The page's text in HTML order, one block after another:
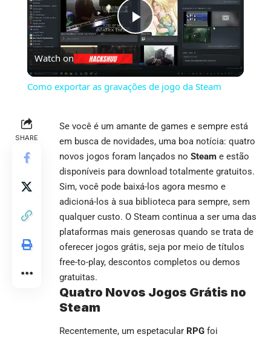
Play
Video
Watch on
Como exportar as gravações de jogo da Steam
SHARE
Se você é um amante de games e sempre está
em busca de novidades, uma boa notícia: quatro
novos jogos foram lançados no Steam e estão
disponíveis para download totalmente gratuitos.
Sim, você pode baixá-los agora mesmo e
adicioná-los à sua biblioteca para sempre, sem
qualquer custo. O Steam continua a ser uma das
plataformas mais generosas quando se trata de
oferecer jogos grátis, seja por meio de títulos
free-to-play, descontos completos ou demos
gratuitas.
Quatro Novos Jogos Grátis no
Steam
Recentemente, um espetacular RPG foi